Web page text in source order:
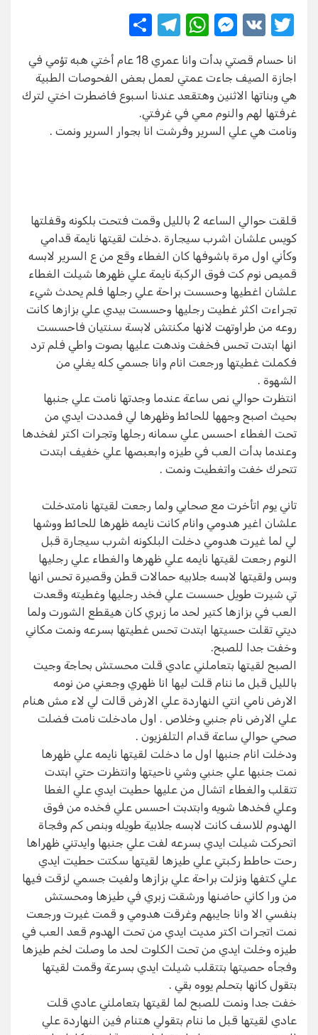
T
it
te
r
V
M
e
ss
e
n
g
W
at
s
A
p
T
e
gr
a
m
ar
e
انا حسام قصتي بدأت وانا عمري 18 عام أختي هبه تؤمي في
اجازة الصيف جاءت عمتي لعمل بعض الفحوصات الطبية
هي وبناتها الاثنين وهتقعد عندنا اسبوع فاضطرت اختي لترك
غرفتها لهم والنوم معي في غرفتي.
ونامت هي علي السرير وفرشت انا بجوار السرير ونمت .
قلقت حوالي الساعه 2 بالليل وقمت فتحت بلكونه وقفلتها
كويس علشان اشرب سيجارة .دخلت لقيتها نايمة قدامي
وكأني اول مرة باشوفها كان الغطاء وقع من ع السرير لابسه
قميص نوم كت فوق الركبة نايمة علي ظهرها شيلت الغطاء
علشان اغطيها وحسست براحة علي رجلها فلم يحدث شيء
تجراءت اكثر غطيت رجليها وحسست بيدي علي بزازها كانت
روعه من طراوتهت لانها مكنتش لابسة سنتيان فاحسست
انها ابتدت تحس فخفت وندهت عليها بصوت واطي فلم ترد
فكملت غطيتها ورجعت انام وانا جسمي كله يغلي من
الشهوة .
انتظرت حوالي نص ساعة عندما وجدتها نامت علي جنبها
بحيث اصبح وجهها للحائط وظهرها لي فمددت ايدي من
تحت الغطاء احسس علي سمانه رجلها وتجرات اكتر لفخدها
وعندما بدأت العب في طيزه وابعبصها علي خفيف ابتدت
تتحرك خفت واتغطيت ونمت .
تاني يوم اتأخرت مع صحابي ولما رجعت لقيتها نامتدخلت
علشان اغير هدومي وانام كانت نايمه ظهرها للحائط ووشها
لي لما غيرت هدومي دخلت البلكونه اشرب سيجارة قبل
النوم رجعت لقيتها نايمه علي ظهرها والغطاء علي رجليها
وبس ولقيتها لابسه جلابيه حمالات قطن وقصيرة تحس انها
تي شيرت طويل حسست علي فخد رجليها وغطيته وقعدت
العب في بزازها كتير لحد ما زبري كان هيقطع الشورت ولما
ديتي تقلت حسيتها ابتدت تحس غطيتها بسرعه ونمت مكاني
وخفت جدا للصبح.
الصبح لقيتها بتعاملني عادي قلت محستش بحاجة وجيت
بالليل قبل ما ننام قلت ليها انا ظهري وجعني من نومه
الارض نامي انتي النهاردة علي الارض قالت لي لاء مش هنام
علي الارض نام جنبي وخلاص . اول مادخلت نامت فضلت
صحي حوالي ساعة قدام التلفزيون .
ودخلت انام جنبها اول ما دخلت لقيتها نايمه علي ظهرها
نمت جنبها علي جنبي وشي ناحيتها وانتظرت حتي ابتدت
تتقلب والغطاء اتشال من عليها حطيت ايدي علي الغطا
وعلي فخدها شويه وابتدبت احسس علي فخده من فوق
الهدوم للاسف كانت لابسه جلابية طويله وبنص كم وفجاة
اتحركت شيلت ايدي بسرعه لفت علي جنبها وايدتني ظهراها
رحت حاطط ركبتي علي طيزها لقيتها سكتت حطيت ايدي
علي كتفها ونزلت براحة علي بزازها ولفيت جسمي لزقت فيها
من ورا كاني حاضنها ورشقت زبري في طيزها ومحستش
بنفسي الا وانا جايبهم وغرقت هدومي و قمت غيرت ورجعت
نمت اتجرات اكتر مديت ايدي من تحت الهدوم قعد العب في
طيزه وخلت ايدي من تحت الكلوت لحد ما وصلت لخم طيزها
وفجأه حصيتها بتتقلب شيلت ايدي بسرعة وقمت لقيتها
بتقول كانها بتحلم يووه بقي .
خفت جدا ونمت للصبح لما لقيتها بتعاملني عادي قلت
عادي لقيتها قبل ما ننام بتقولي هتنام فين النهاردة علي